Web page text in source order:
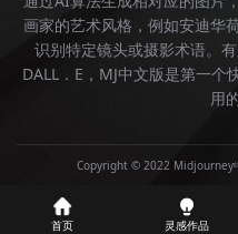
画家的艺术风格，例如安迪华
识别特定镜头或摄影术语。
DALL．E， MJ中文版是第一个
用
Copyright © 2022 Midjourney
首页 灵感作品